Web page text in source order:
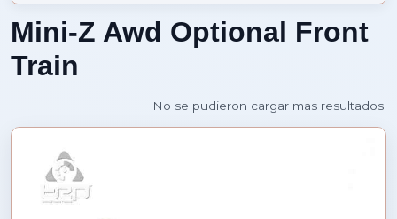
Mini-Z Awd Optional Front
Train
Cargando mas resultados...